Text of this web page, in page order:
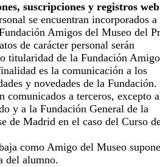
suscripciones y registros web
se encuentran incorporados a
Amigos del Museo del
de carácter personal serán
titularidad de la Fundación
es la comunicación a los
y novedades de la Fundación.
comunicados a terceros, excepto
y a la Fundación General de la
de Madrid en el caso del Curso
como Amigo del Museo
del alumno.